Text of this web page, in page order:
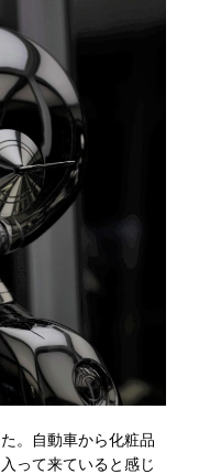
。自動車から化粧品
って来ていると感じ